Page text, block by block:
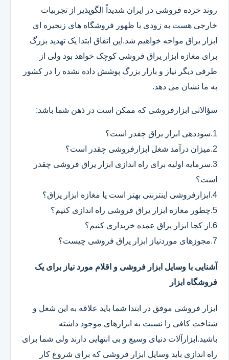
روند خرده فروشی در ایران شدیداً الگوپذیر از تجربیات
خارجی هست به زودی با ظهور فروشگاه های زنجیره ای
ابزار یراق مواجه خواهیم شد.این اتفاق ابتدا یک تهدید بزرگ
برای مغازه ابزار یراق فروشی کوچک خواهد بود ولی از
طرفی دیگر نیاز و بازار بزرگ پوشش داده نشده را در کشور
به ما نشان می دهد.
سؤالاتی ابزارفروشی که ممکن است در ذهن شما باشد:
1.سوددهی ابزار یراق چقدر است؟
2.میزان درآمد شغل ابزارفروشی چقدر است؟
3.سرمایه اولیه برای راه اندازی ابزار یراق فروشی چقدر
است؟
4.ابزارفروشی اینترنتی بهتر است یا مغازه ابزار یراق؟
5.چطور مغازه ابزار یراق فروشی راه اندازی کنیم؟
6.از کجا ابزار یراق عمده خریداری کنیم؟
7.مجوزهای موردنیاز ابزار یراق فروشی چیست؟
آشنایی با وسایل ابزار فروشی و اقلام مورد نیاز برای یک
فروشگاه ابزار
ابزار فروشی موفق در ابتدا شما باید علاقه به این شغل و
شناخت کافی را نسبت به ابزارهای موجود داشته
باشید.ابزارآلات دنیای وسیع و بی انتهایی دارند ولی شما برای
راه اندازی باید وسایل ابزار فروشی که برای شروع کار